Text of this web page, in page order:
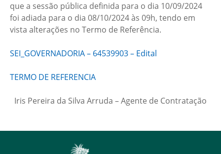
que a sessão pública definida para o dia 10/09/2024
foi adiada para o dia 08/10/2024 às 09h, tendo em
vista alterações no Termo de Referência.
SEI_GOVERNADORIA – 64539903 – Edital
TERMO DE REFERENCIA
Iris Pereira da Silva Arruda – Agente de Contratação